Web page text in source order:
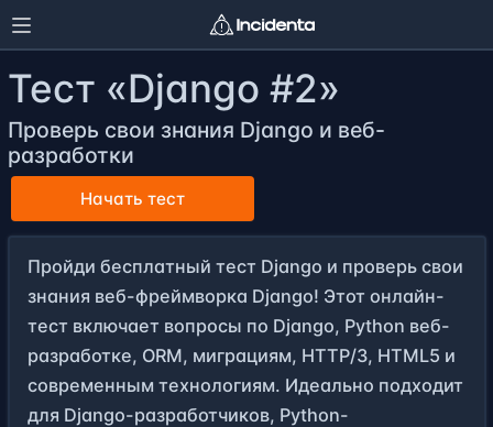
Тест «Django #2»
Проверь свои знания Django и веб-
разработки
Начать тест
Пройди бесплатный тест Django и проверь свои
знания веб-фреймворка Django! Этот онлайн-
тест включает вопросы по Django, Python веб-
разработке, ORM, миграциям, HTTP/3, HTML5 и
современным технологиям. Идеально подходит
для Django-разработчиков, Python-